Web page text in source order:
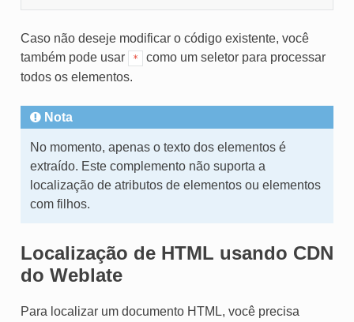
Caso não deseje modificar o código existente, você
também pode usar
*
como um seletor para processar
todos os elementos.
Nota
No momento, apenas o texto dos elementos é
extraído. Este complemento não suporta a
localização de atributos de elementos ou elementos
com filhos.
Localização de HTML usando CDN
do Weblate
Para localizar um documento HTML, você precisa